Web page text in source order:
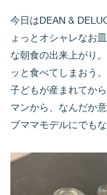
今日はDEAN &
ょっとオシャレなお
な朝食の出来上がり
ッと食べてしまおう。
子どもが産まれてか
マンから、なんだか
ブママモデルにでも